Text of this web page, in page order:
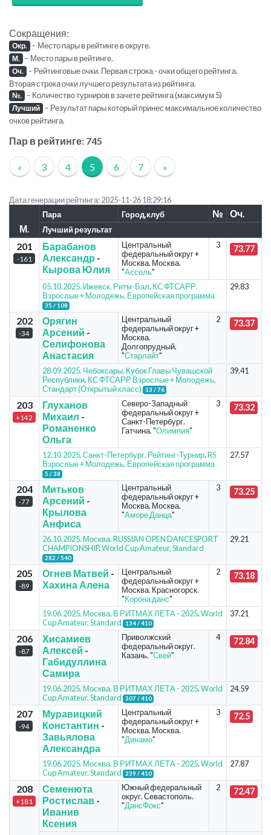
Сокращения:
Окр. - Место пары в рейтинге в округе.
М. - Место пары в рейтинге.
Оч. - Рейтинговые очки. Первая строка - очки общего рейтинга.
Вторая строка очки лучшего результата из рейтинга.
№. - Количество турниров в зачете рейтинга (максимум 5)
Лучший - Результат пары который принес максимальное количество
очков рейтинга.
Пар в рейтинге: 745
« 3 4 5 6 7 »
Дата генерации рейтинга: 2025-11-26 18:29:16
М.
Пара Город,клуб № Оч.
Лучший результат
201
-161
Барабанов
Александр -
Кырова Юлия
Центральный
федеральный округ +
Москва. Москва.
"Ассоль"
3 73.77
05.10.2025. Ижевск. Ритм-Бал. КС ФТСАРР.
Взрослые + Молодежь, Европейская программа
35 / 108
29.83
202
-34
Орягин
Арсений -
Селифонова
Анастасия
Центральный
федеральный округ +
Москва.
Долгопрудный.
"Старлайт"
2 73.37
28.09.2025. Чебоксары. Кубок Главы Чувашской
Республики. КС ФТСАРР Взрослые + Молодежь,
Стандарт (Открытый класс)
13 / 76
39.41
203
+142
Глуханов
Михаил -
Романенко
Ольга
Северо-Западный
федеральный округ +
Санкт-Петербург.
Гатчина. "Олимпия"
3 73.32
12.10.2025. Санкт-Петербург. Рейтинг-Турнир.RS
Взрослые + Молодежь, Европейская программа
5 / 38
27.57
204
-77
Митьков
Арсений -
Крылова
Анфиса
Центральный
федеральный округ +
Москва. Москва.
"Аморе Данца"
3 73.25
26.10.2025. Москва. RUSSIAN OPEN DANCESPORT
CHAMPIONSHIP.World Cup Amateur, Standard
282 / 540
29.21
205
-89
Огнев Матвей -
Хахина Алена
Центральный
федеральный округ +
Москва. Красногорск.
"Корона данс"
2 73.18
19.06.2025. Москва. В РИТМАХ ЛЕТА - 2025.World
Cup Amateur, Standard
134 / 410
37.21
206
-87
Хисамиев
Алексей -
Габидуллина
Самира
Приволжский
федеральный округ.
Казань. "Свей"
4 72.84
19.06.2025. Москва. В РИТМАХ ЛЕТА - 2025.World
Cup Amateur, Standard
307 / 410
24.59
207
-94
Муравицкий
Константин -
Завьялова
Александра
Центральный
федеральный округ +
Москва. Москва.
"Динамо"
3 72.5
19.06.2025. Москва. В РИТМАХ ЛЕТА - 2025.World
Cup Amateur, Standard
239 / 410
27.87
208
+181
Семенюта
Ростислав-
Иванив
Ксения
Южный федеральный
округ. Севастополь.
"ДансФокс"
2 72.47